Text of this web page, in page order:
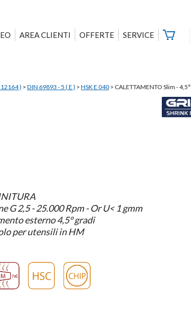
AREA CLIENTI OFFERTE SERVICE
) > DIN 69893 - 5 ( E ) > HSK E 040> CALETTAMENTO Slim - 4,5°
G 2,5 - 25.000 Rpm - Or U< 1 gmm
esterno 4,5° gradi
per utensili in HM